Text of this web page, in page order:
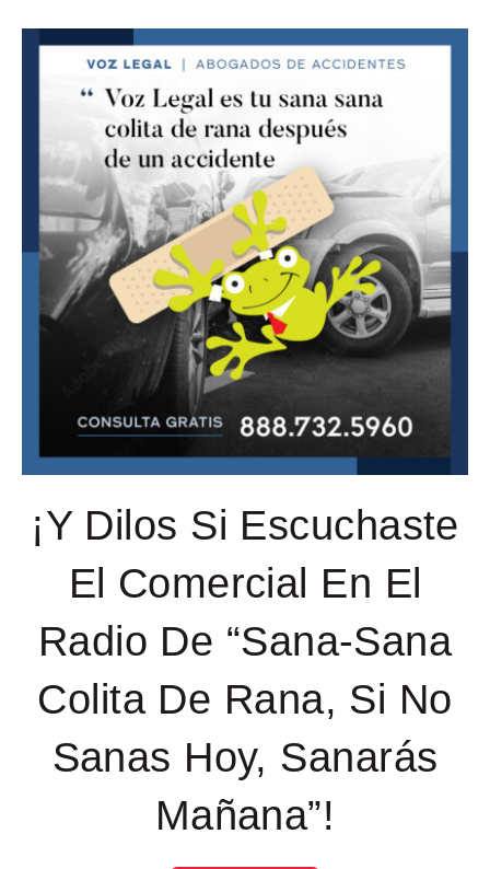
¡Y Dilos Si Escuchaste
El Comercial En El
Radio De “Sana-Sana
Colita De Rana, Si No
Sanas Hoy, Sanarás
Mañana”!